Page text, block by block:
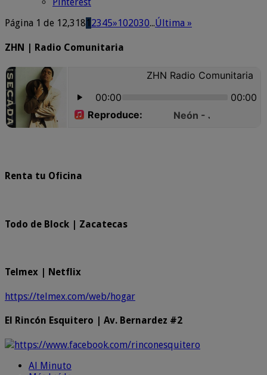
Pinterest
Página 1 de 12,3181 2345»102030...Última »
ZHN | Radio Comunitaria
Renta tu Oficina
Todo de Block | Zacatecas
Telmex | Netflix
https://telmex.com/web/hogar
El Rincón Esquitero | Av. Bernardez #2
https://www.facebook.com/rinconesquitero
Al Minuto